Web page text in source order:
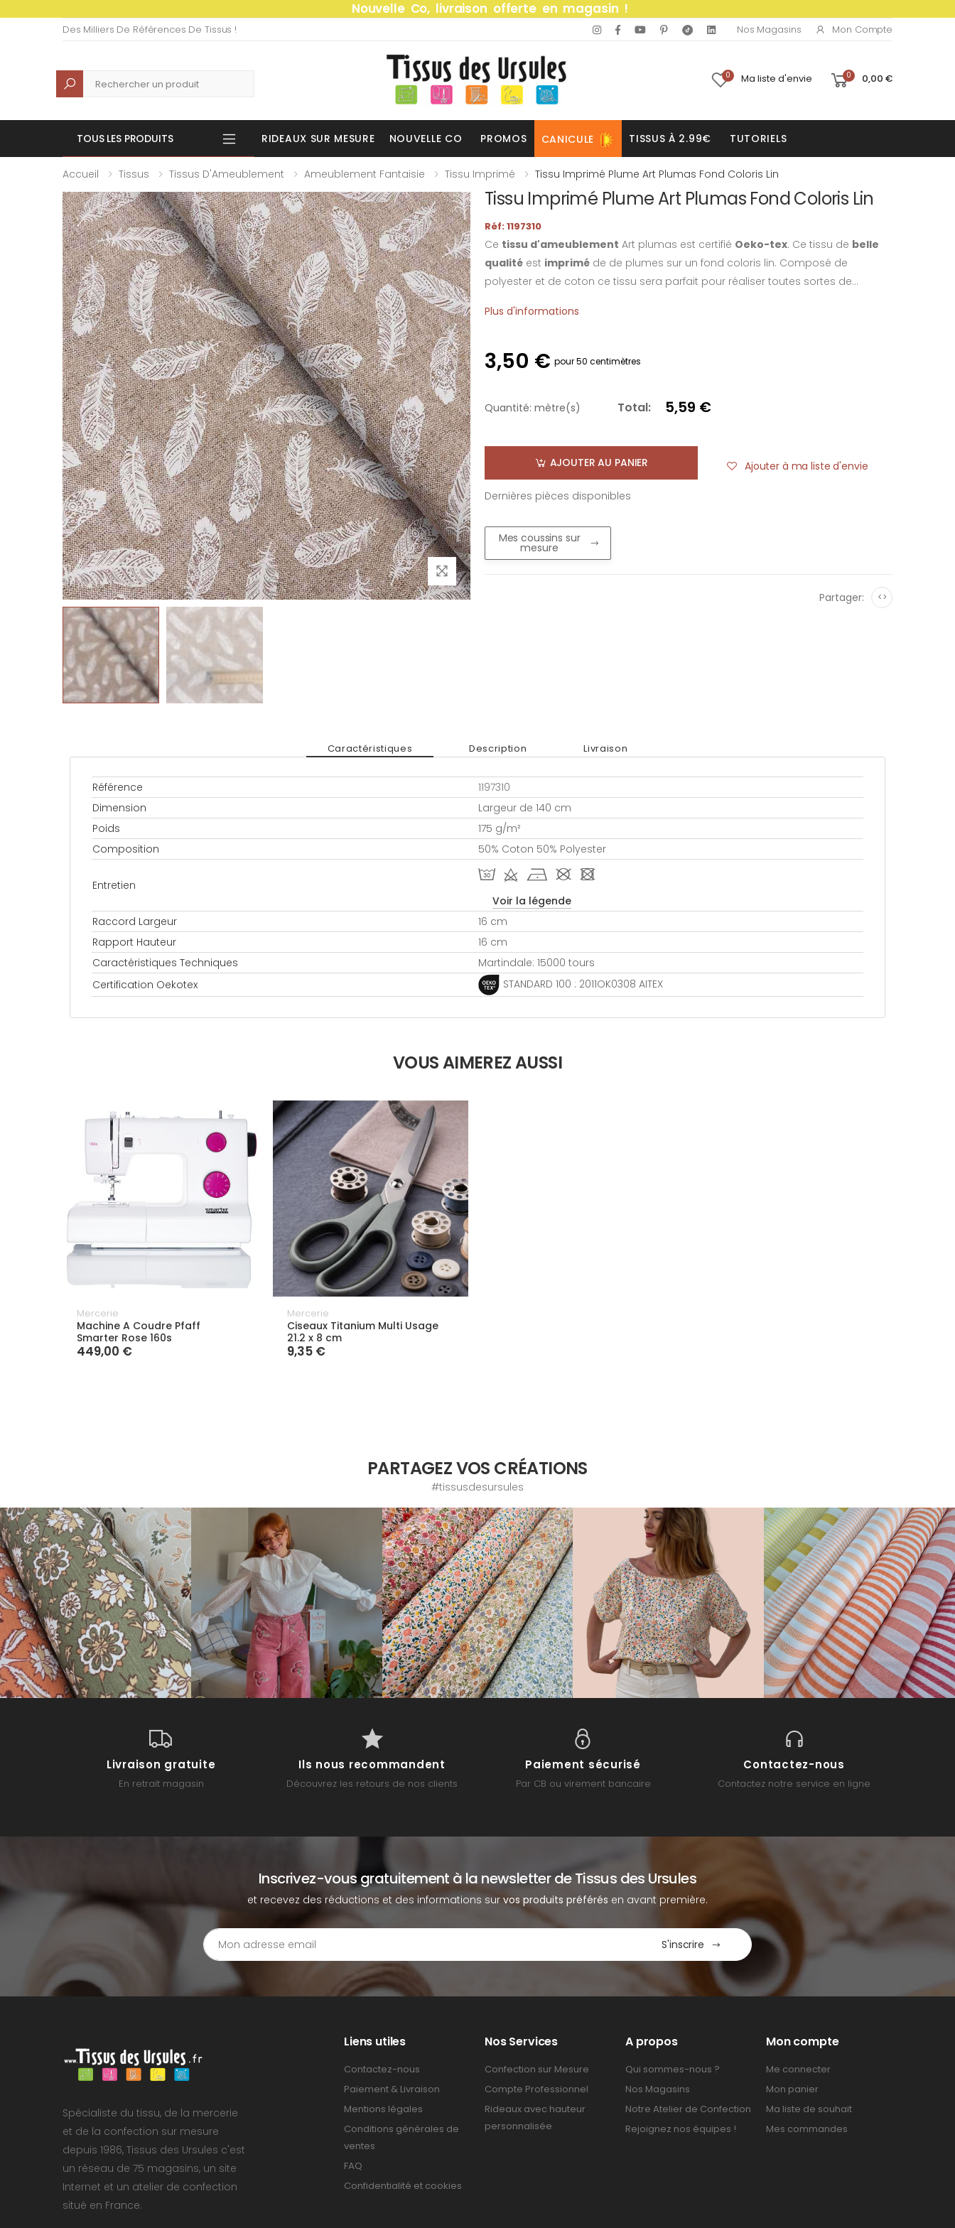
Nouvelle Co, livraison offerte en magasin !
Des Milliers De Références De Tissus ! Nos Magasins Mon Compte
Recherche 0 Ma liste d'envie 0 0,00 €
TOUS LES PRODUITS RIDEAUX SUR MESURE NOUVELLE CO PROMOS CANICULE TISSUS À 2.99€ TUTORIELS
Accueil Tissus Tissus D'Ameublement Ameublement Fantaisie Tissu Imprimé Tissu Imprimé Plume Art Plumas Fond Coloris Lin
Tissu Imprimé Plume Art Plumas Fond Coloris Lin
Réf: 1197310
Ce tissu d'ameublement Art plumas est certifié Oeko-tex. Ce tissu de belle
qualité est imprimé de de plumes sur un fond coloris lin. Composé de
polyester et de coton ce tissu sera parfait pour réaliser toutes sortes de...
Plus d'informations
3,50 € pour 50 centimètres
Quantité: mètre(s) Total: 5,59 €
AJOUTER AU PANIER Ajouter à ma liste d'envie
Dernières pièces disponibles
Mes coussins sur
mesure
Partager: <>
Caractéristiques Description Livraison
Référence
1197310
Dimension
Largeur de 140 cm
Poids
175 g/m²
Composition
50% Coton 50% Polyester
Entretien
T d h # -
Voir la légende
Raccord Largeur
16 cm
Rapport Hauteur
16 cm
Caractéristiques Techniques
Martindale: 15000 tours
Certification Oekotex
STANDARD 100 : 2011OK0308 AITEX
VOUS AIMEREZ AUSSI
Mercerie
Machine A Coudre Pfaff
Smarter Rose 160s
449,00 €
Mercerie
Ciseaux Titanium Multi Usage
21.2 x 8 cm
9,35 €
PARTAGEZ VOS CRÉATIONS
#tissusdesursules
Livraison gratuite
En retrait magasin
Ils nous recommandent
Découvrez les retours de nos clients
Paiement sécurisé
Par CB ou virement bancaire
Contactez-nous
Contactez notre service en ligne
Inscrivez-vous gratuitement à la newsletter de Tissus des Ursules
et recevez des réductions et des informations survos produits préférés en avant première.
S'inscrire
Spécialiste du tissu, de la mercerie
et de la confection sur mesure
depuis 1986, Tissus des Ursules c'est
un réseau de 75 magasins, un site
Internet et un atelier de confection
situé en France.
Liens utiles
Contactez-nous
Paiement & Livraison
Mentions légales
Conditions générales de
ventes
FAQ
Confidentialité et cookies
Nos Services
Confection sur Mesure
Compte Professionnel
Rideaux avec hauteur
personnalisée
A propos
Qui sommes-nous ?
Nos Magasins
Notre Atelier de Confection
Rejoignez nos équipes !
Mon compte
Me connecter
Mon panier
Ma liste de souhait
Mes commandes